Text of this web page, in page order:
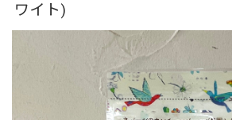
ワイト)